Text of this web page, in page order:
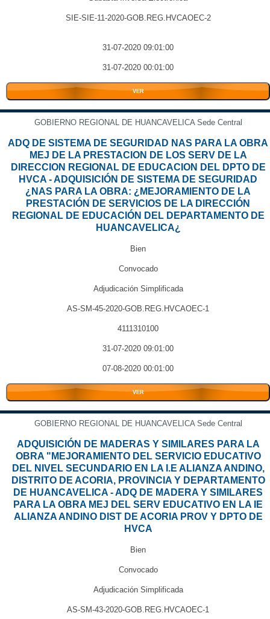
SIE-SIE-11-2020-GOB.REG.HVCAOEC-2
31-07-2020 09:01:00
31-07-2020 00:01:00
VER
GOBIERNO REGIONAL DE HUANCAVELICA Sede Central
ADQ DE SISTEMA DE SEGURIDAD NAS PARA LA OBRA
MEJ DE LA PRESTACION DE LOS SERV DE LA
DIRECCION REGIONAL DE EDUCACION DEL DPTO DE
HVCA - ADQUISICIÓN DE SISTEMA DE SEGURIDAD
¿NAS PARA LA OBRA: ¿MEJORAMIENTO DE LA
PRESTACIÓN DE SERVICIOS DE LA DIRECCIÓN
REGIONAL DE EDUCACIÓN DEL DEPARTAMENTO DE
HUANCAVELICA¿
Bien
Convocado
Adjudicación Simplificada
AS-SM-45-2020-GOB.REG.HVCAOEC-1
4111310100
31-07-2020 09:01:00
07-08-2020 00:01:00
VER
GOBIERNO REGIONAL DE HUANCAVELICA Sede Central
ADQUISICIÓN DE MADERAS Y SIMILARES PARA LA
OBRA "MEJORAMIENTO DEL SERVICIO EDUCATIVO
DEL NIVEL SECUNDARIO EN LA I.E ALIANZA ANDINO,
DISTRITO DE ACORIA, PROVINCIA Y DEPARTAMENTO
DE HUANCAVELICA - ADQ DE MADERA Y SIMILARES
PARA LA OBRA MEJ DEL SERV EDUCATIVO EN LA IE
ALIANZA ANDINO DIST DE ACORIA PROV Y DPTO DE
HVCA
Bien
Convocado
Adjudicación Simplificada
AS-SM-43-2020-GOB.REG.HVCAOEC-1